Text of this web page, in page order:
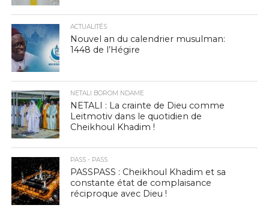
ACTUALITÉS
Nouvel an du calendrier musulman:
1448 de l’Hégire
NETALI BOROM NDAME
NETALI : La crainte de Dieu comme
Leitmotiv dans le quotidien de
Cheikhoul Khadim !
PASS - PASS
PASSPASS : Cheikhoul Khadim et sa
constante état de complaisance
réciproque avec Dieu !